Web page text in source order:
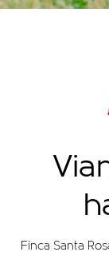
Finca Santa